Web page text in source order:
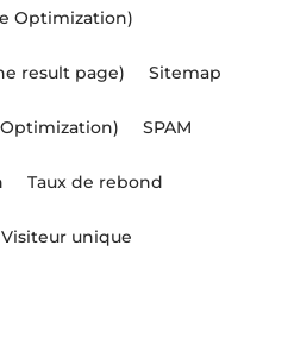
Optimization)
result page) Sitemap
Optimization) SPAM
Taux de rebond
Visiteur unique